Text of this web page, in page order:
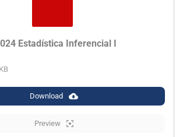
Estadística Inferencial I
Download
Preview